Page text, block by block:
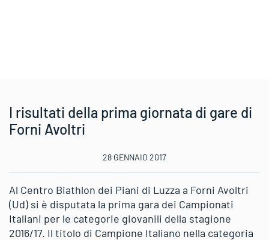
I risultati della prima giornata di gare di
Forni Avoltri
28 GENNAIO 2017
Al Centro Biathlon dei Piani di Luzza a Forni Avoltri
(Ud) si è disputata la prima gara dei Campionati
Italiani per le categorie giovanili della stagione
2016/17. Il titolo di Campione Italiano nella categoria